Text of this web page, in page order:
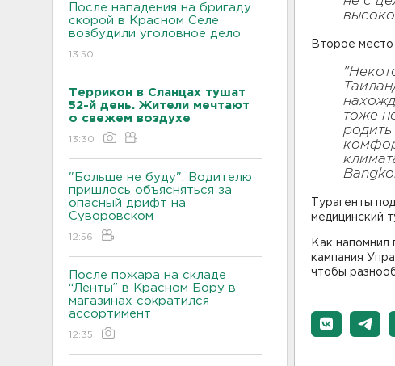
После нападения на бригаду
скорой в Красном Селе
возбудили уголовное дело
13:50
Террикон в Сланцах тушат
52-й день. Жители мечтают
о свежем воздухе
13:30
"Больше не буду". Водителю
пришлось объясняться за
опасный дрифт на
Суворовском
12:56
После пожара на складе
“Ленты” в Красном Бору в
магазинах сократился
ассортимент
12:35
Второе место
тоже
родить
Турагенты
медицинский
Как напомнил
кампания
чтобы